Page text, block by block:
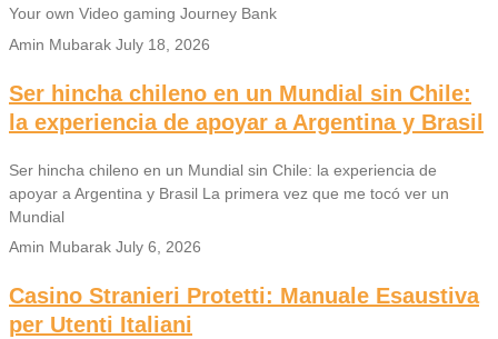
Your own Video gaming Journey Bank
Amin Mubarak July 18, 2026
Ser hincha chileno en un Mundial sin Chile:
la experiencia de apoyar a Argentina y Brasil
Ser hincha chileno en un Mundial sin Chile: la experiencia de
apoyar a Argentina y Brasil La primera vez que me tocó ver un
Mundial
Amin Mubarak July 6, 2026
Casino Stranieri Protetti: Manuale Esaustiva
per Utenti Italiani